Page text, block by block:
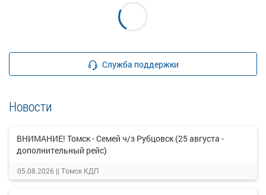
Служба поддержки
Новости
ВНИМАНИЕ! Томск - Семей ч/з Рубцовск (25 августа -
дополнительный рейс)
05.08.2026 || Томск КДП